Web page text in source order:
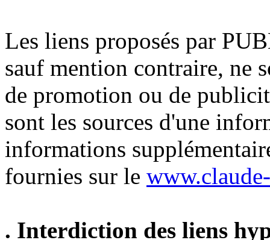
Les liens proposés par
sauf mention contraire, ne
de promotion ou de
sont les sources d'une
informations
fournies sur le
. Interdiction des liens